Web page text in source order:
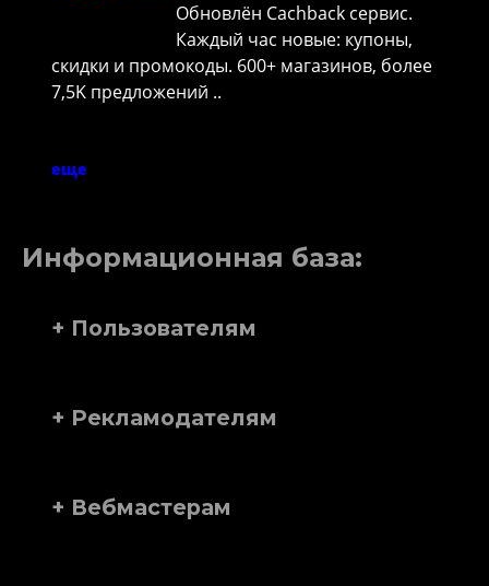
Обновлён Cachback сервис.
Каждый час новые: купоны,
скидки и промокоды. 600+ магазинов, более
7,5K предложений ..
еще
Информационная база:
+ Пользователям
+ Рекламодателям
+ Вебмастерам